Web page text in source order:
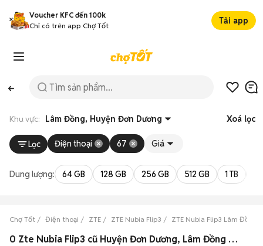
Voucher KFC đến 100k
Chỉ có trên app Chợ Tốt
Tải app
Khu vực: Lâm Đồng, Huyện Đơn Dương Xoá lọc
Lọc Điện thoại 67 Giá
Dung lượng: 64 GB 128 GB 256 GB 512 GB 1 TB
Chợ Tốt Điện thoại ZTE ZTE Nubia Flip3 ZTE Nubia Flip3 Lâm Đồng
0 Zte Nubia Flip3 cũ Huyện Đơn Dương, Lâm Đồng đẹp